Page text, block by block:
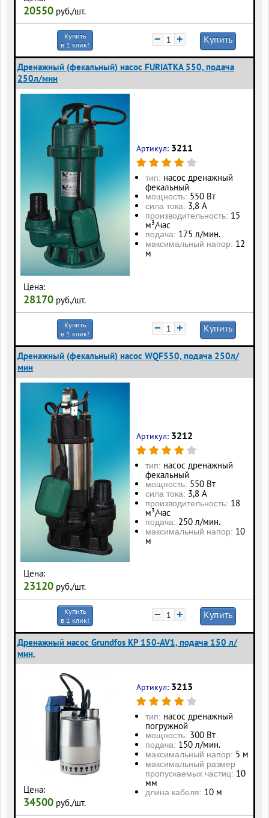
20550 руб./шт.
Купить
в 1 клик!
− + Купить
Дренажный (фекальный) насос FURIATKA 550, подача
250л/мин
Цена:
28170 руб./шт.
Артикул: 3211
тип: насос дренажный
фекальный
мощность: 550 Вт
сила тока: 3,8 А
производительность: 15
м³/час
подача: 175 л/мин.
максимальный напор: 12
м
Купить
в 1 клик!
− + Купить
Дренажный (фекальный) насос WQF550, подача 250л/
мин
Цена:
23120 руб./шт.
Артикул: 3212
тип: насос дренажный
фекальный
мощность: 550 Вт
сила тока: 3,8 А
производительность: 18
м³/час
подача: 250 л/мин.
максимальный напор: 10
м
Купить
в 1 клик!
− + Купить
Дренажный насос Grundfos KP 150-AV1, подача 150 л/
мин.
Цена:
34500 руб./шт.
Артикул: 3213
тип: насос дренажный
погружной
мощность: 300 Вт
подача: 150 л/мин.
максимальный напор: 5 м
максимальный размер
пропускаемых частиц: 10
мм
длина кабеля: 10 м